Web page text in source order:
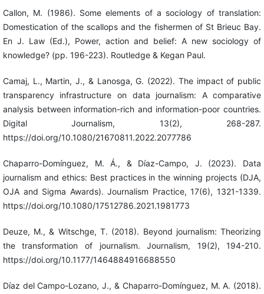
Callon, M. (1986). Some elements of a sociology of translation:
Domestication of the scallops and the fishermen of St Brieuc Bay.
En J. Law (Ed.), Power, action and belief: A new sociology of
knowledge? (pp. 196-223). Routledge & Kegan Paul.
Camaj, L., Martin, J., & Lanosga, G. (2022). The impact of public
transparency infrastructure on data journalism: A comparative
analysis between information-rich and information-poor countries.
Digital Journalism, 13(2), 268-287.
https://doi.org/10.1080/21670811.2022.2077786
Chaparro-Domínguez, M. Á., & Díaz-Campo, J. (2023). Data
journalism and ethics: Best practices in the winning projects (DJA,
OJA and Sigma Awards). Journalism Practice, 17(6), 1321-1339.
https://doi.org/10.1080/17512786.2021.1981773
Deuze, M., & Witschge, T. (2018). Beyond journalism: Theorizing
the transformation of journalism. Journalism, 19(2), 194-210.
https://doi.org/10.1177/1464884916688550
Díaz del Campo-Lozano, J., & Chaparro-Domínguez, M. A. (2018).